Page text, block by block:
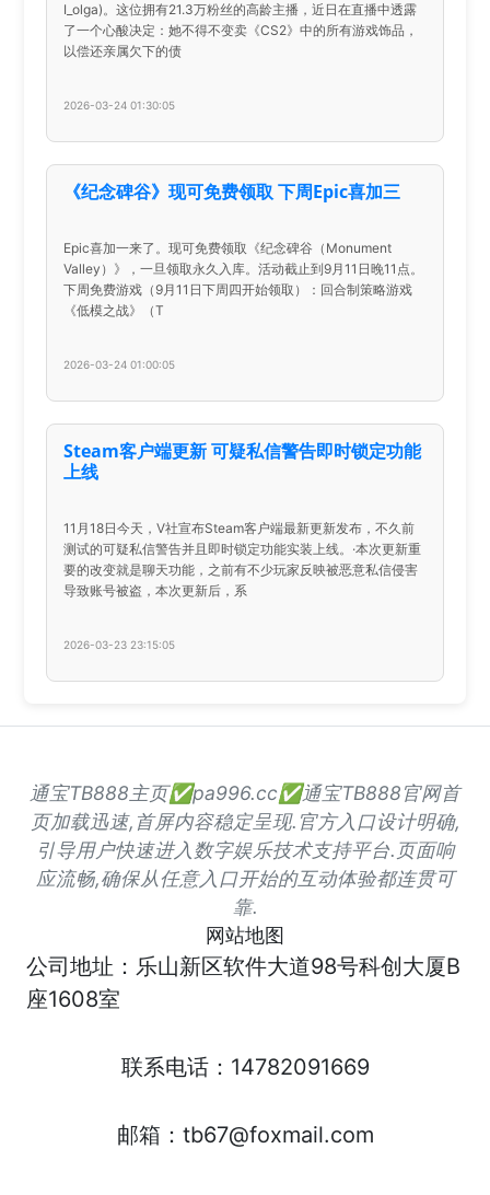
I_olga)。这位拥有21.3万粉丝的高龄主播，近日在直播中透露
了一个心酸决定：她不得不变卖《CS2》中的所有游戏饰品，
以偿还亲属欠下的债
2026-03-24 01:30:05
《纪念碑谷》现可免费领取 下周Epic喜加三
Epic喜加一来了。现可免费领取《纪念碑谷（Monument
Valley）》，一旦领取永久入库。活动截止到9月11日晚11点。
下周免费游戏（9月11日下周四开始领取）：回合制策略游戏
《低模之战》（T
2026-03-24 01:00:05
Steam客户端更新 可疑私信警告即时锁定功能
上线
11月18日今天，V社宣布Steam客户端最新更新发布，不久前
测试的可疑私信警告并且即时锁定功能实装上线。·本次更新重
要的改变就是聊天功能，之前有不少玩家反映被恶意私信侵害
导致账号被盗，本次更新后，系
2026-03-23 23:15:05
通宝TB888主页✅pa996.cc✅通宝TB888官网首
页加载迅速,首屏内容稳定呈现.官方入口设计明确,
引导用户快速进入数字娱乐技术支持平台.页面响
应流畅,确保从任意入口开始的互动体验都连贯可
靠.
网站地图
公司地址：乐山新区软件大道98号科创大厦B
座1608室
联系电话：14782091669
邮箱：tb67@foxmail.com